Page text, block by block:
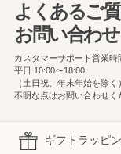
よくあるご
お問い合わせ
カスタマーサポート営業時
平日 10:00〜18:00
（土日祝、年末年始を除く）
不明な点はお問い合わせく
ギフトラッピ